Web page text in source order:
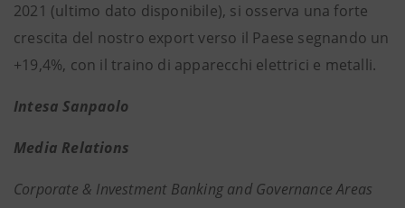
2021 (ultimo dato disponibile), si osserva una forte
crescita del nostro export verso il Paese segnando un
+19,4%, con il traino di apparecchi elettrici e metalli.
Intesa Sanpaolo
Media Relations
Corporate & Investment Banking and Governance Areas